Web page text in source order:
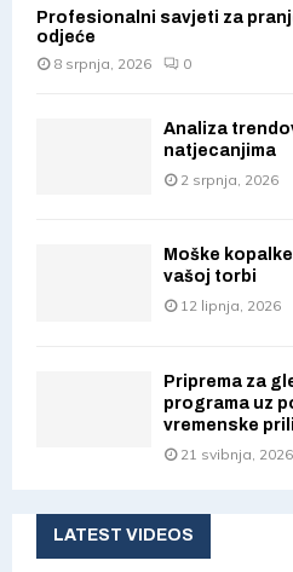
Profesionalni savjeti za
odjeće
8 srpnja, 2026
0
Analiza
natjecanjima
2 srpnja, 2026
Moške
vašoj torbi
12 lipnja, 2026
Priprema za
programa uz
vremenske
21 svibnja, 2026
LATEST VIDEOS